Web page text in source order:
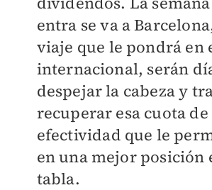
entra se va a
viaje que le pondrá en
internacional, serán
despejar la cabeza y
recuperar esa cuota de
efectividad que le
en una mejor posición
tabla.